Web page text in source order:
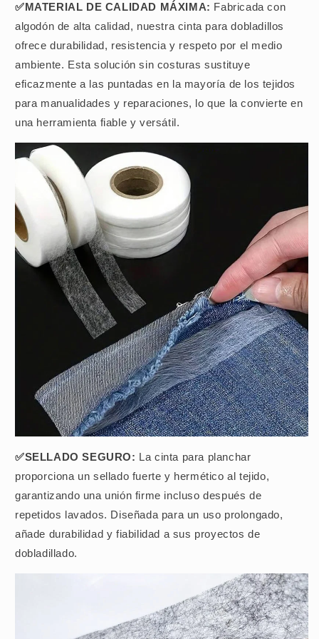
✅MATERIAL DE CALIDAD MÁXIMA: Fabricada con
algodón de alta calidad, nuestra cinta para dobladillos
ofrece durabilidad, resistencia y respeto por el medio
ambiente. Esta solución sin costuras sustituye
eficazmente a las puntadas en la mayoría de los tejidos
para manualidades y reparaciones, lo que la convierte en
una herramienta fiable y versátil.
✅SELLADO SEGURO: La cinta para planchar
proporciona un sellado fuerte y hermético al tejido,
garantizando una unión firme incluso después de
repetidos lavados. Diseñada para un uso prolongado,
añade durabilidad y fiabilidad a sus proyectos de
dobladillado.